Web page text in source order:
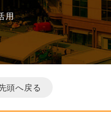
用
頭へ戻る